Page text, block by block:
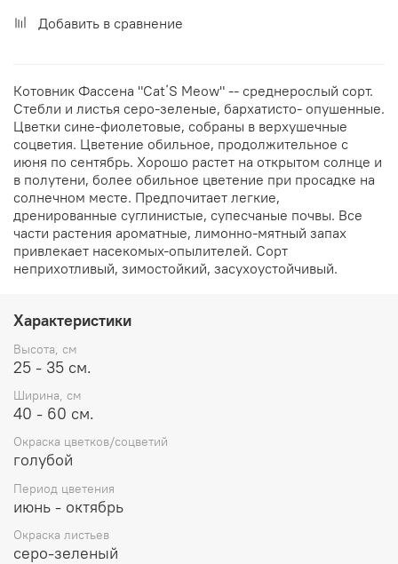
Добавить в сравнение
Котовник Фассена "Cat΄S Meow" -- среднерослый сорт.
Стебли и листья серо-зеленые, бархатисто- опушенные.
Цветки сине-фиолетовые, собраны в верхушечные
соцветия. Цветение обильное, продолжительное с
июня по сентябрь. Хорошо растет на открытом солнце и
в полутени, более обильное цветение при просадке на
солнечном месте. Предпочитает легкие,
дренированные суглинистые, супесчаные почвы. Все
части растения ароматные, лимонно-мятный запах
привлекает насекомых-опылителей. Сорт
неприхотливый, зимостойкий, засухоустойчивый.
Характеристики
Высота, см
25 - 35 см.
Ширина, см
40 - 60 см.
Окраска цветков/соцветий
голубой
Период цветения
июнь - октябрь
Окраска листьев
серо-зеленый